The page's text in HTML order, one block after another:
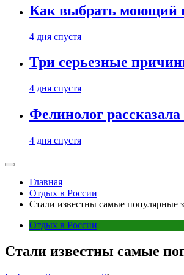
Как выбрать моющий
4 дня спустя
Три серьезные
4 дня спустя
Фелинолог
4 дня спустя
Главная
Отдых в России
Стали известны самые популярные
Отдых в России
Стали известны самые